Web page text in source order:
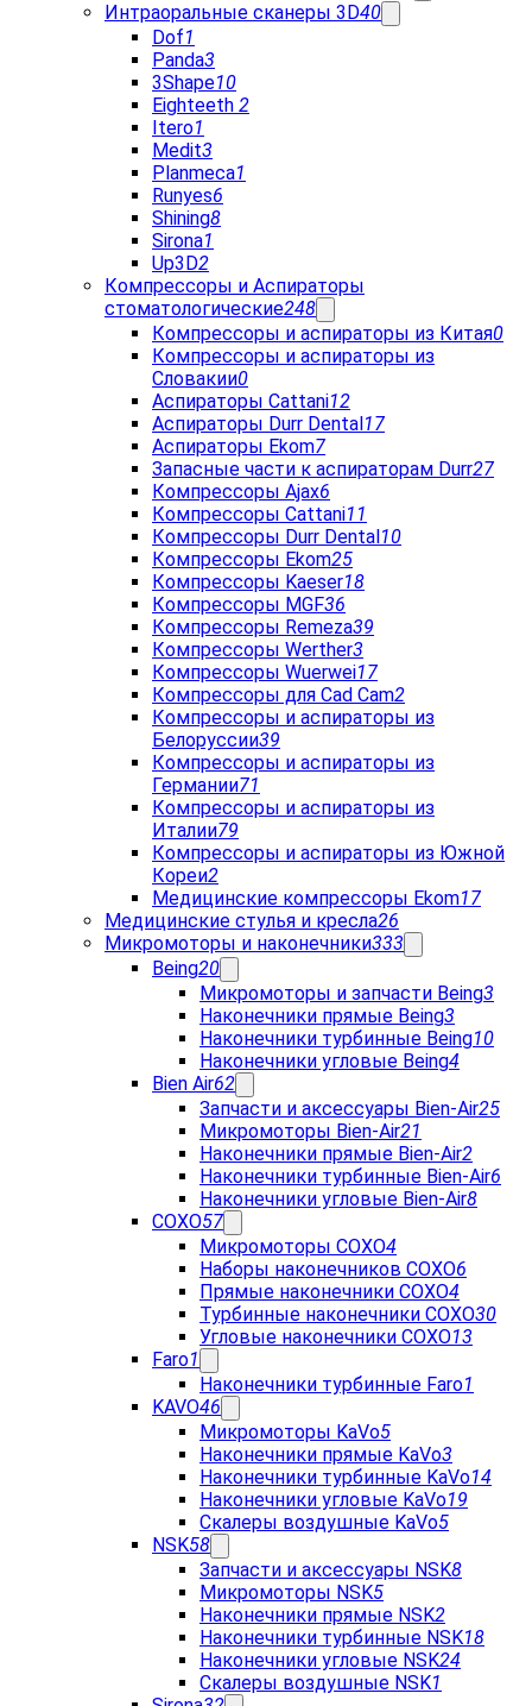
Интраоральные сканеры 3D40
Dof1
Panda3
3Shape10
Eighteeth 2
Itero1
Medit3
Planmeca1
Runyes6
Shining8
Sirona1
Up3D2
Компрессоры и Аспираторы
стоматологические248
Компрессоры и аспираторы из Китая0
Компрессоры и аспираторы из
Словакии0
Аспираторы Cattani12
Аспираторы Durr Dental17
Аспираторы Ekom7
Запасные части к аспираторам Durr27
Компрессоры Ajax6
Компрессоры Cattani11
Компрессоры Durr Dental10
Компрессоры Ekom25
Компрессоры Kaeser18
Компрессоры MGF36
Компрессоры Remeza39
Компрессоры Werther3
Компрессоры Wuerwei17
Компрессоры для Cad Cam2
Компрессоры и аспираторы из
Белоруссии39
Компрессоры и аспираторы из
Германии71
Компрессоры и аспираторы из
Италии79
Компрессоры и аспираторы из Южной
Кореи2
Медицинские компрессоры Ekom17
Медицинские стулья и кресла26
Микромоторы и наконечники333
Being20
Микромоторы и запчасти Being3
Наконечники прямые Being3
Наконечники турбинные Being10
Наконечники угловые Being4
Bien Air62
Запчасти и аксессуары Bien-Air25
Микромоторы Bien-Air21
Наконечники прямые Bien-Air2
Наконечники турбинные Bien-Air6
Наконечники угловые Bien-Air8
COXO57
Микромоторы COXO4
Наборы наконечников COXO6
Прямые наконечники COXO4
Турбинные наконечники COXO30
Угловые наконечники COXO13
Faro1
Наконечники турбинные Faro1
KAVO46
Микромоторы KaVo5
Наконечники прямые KaVo3
Наконечники турбинные KaVo14
Наконечники угловые KaVo19
Скалеры воздушные KaVo5
NSK58
Запчасти и аксессуары NSK8
Микромоторы NSK5
Наконечники прямые NSK2
Наконечники турбинные NSK18
Наконечники угловые NSK24
Скалеры воздушные NSK1